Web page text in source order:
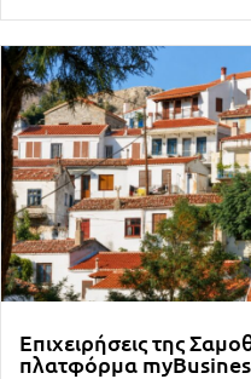
Επιχειρήσεις της
πλατφόρμα